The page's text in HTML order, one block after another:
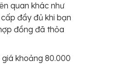
quan khác như
đầy đủ khi bạn
đồng đã thỏa
khoảng 80.000